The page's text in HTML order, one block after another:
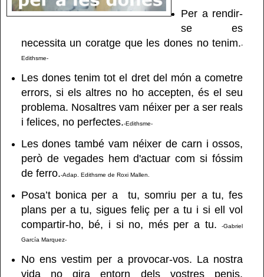
Per a rendir-
se es
necessita un coratge que les dones no tenim.-
Edithsme-
Les dones tenim tot el dret del món a cometre
errors, si els altres no ho accepten, és el seu
problema. Nosaltres vam néixer per a ser reals
i felices, no perfectes.-Edithsme-
Les dones també vam néixer de carn i ossos,
però de vegades hem d'actuar com si fóssim
de ferro.-Adap. Edithsme de Roxi Mallen.
Posa’t bonica per a tu, somriu per a tu, fes
plans per a tu, sigues feliç per a tu i si ell vol
compartir-ho, bé, i si no, més per a tu.-Gabriel
García Marquez-
No ens vestim per a provocar-vos. La nostra
vida no gira entorn dels vostres penis.